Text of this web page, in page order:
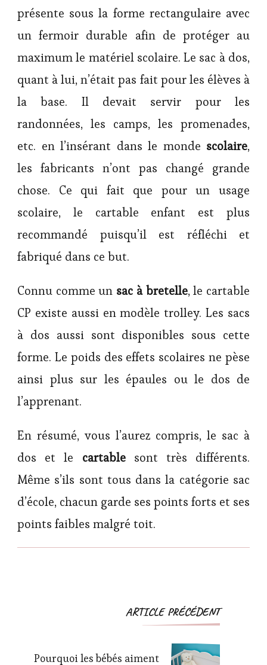
présente sous la forme rectangulaire avec
un fermoir durable afin de protéger au
maximum le matériel scolaire. Le sac à dos,
quant à lui, n’était pas fait pour les élèves à
la base. Il devait servir pour les
randonnées, les camps, les promenades,
etc. en l’insérant dans le monde scolaire,
les fabricants n’ont pas changé grande
chose. Ce qui fait que pour un usage
scolaire, le cartable enfant est plus
recommandé puisqu’il est réfléchi et
fabriqué dans ce but.
Connu comme un sac à bretelle, le cartable
CP existe aussi en modèle trolley. Les sacs
à dos aussi sont disponibles sous cette
forme. Le poids des effets scolaires ne pèse
ainsi plus sur les épaules ou le dos de
l’apprenant.
En résumé, vous l’aurez compris, le sac à
dos et le cartablesont très différents.
Même s’ils sont tous dans la catégorie sac
d’école, chacun garde ses points forts et ses
points faibles malgré toit.
Navigation
ARTICLE PRÉCÉDENT
Pourquoi les bébés aiment